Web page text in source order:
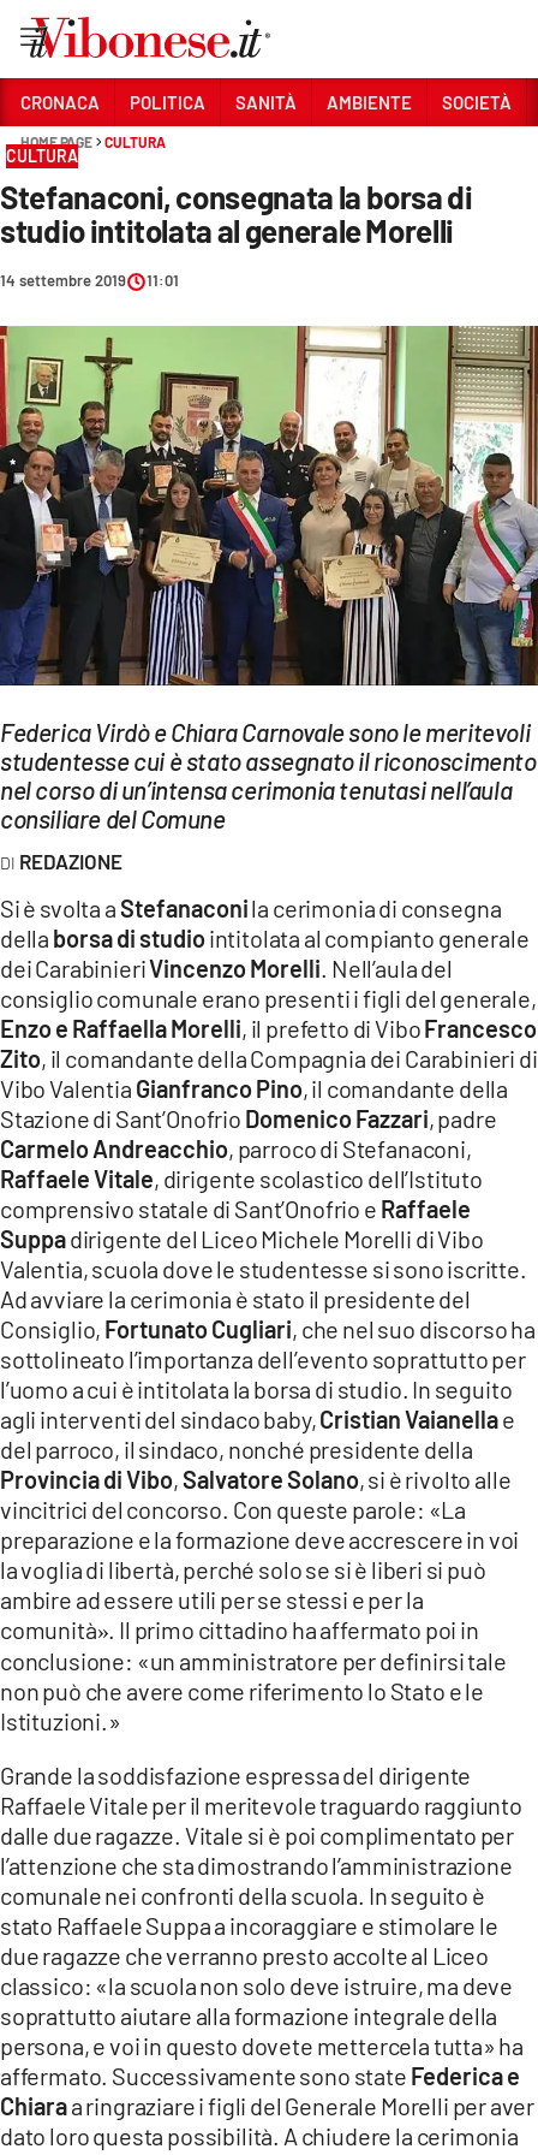
Sezioni
CRONACA
POLITICA
SANITÀ
AMBIENTE
SOCIETÀ
CULTURA
ECONOMIA E LAVORO
EVENTI
SPORT
Streaming
LAC NETWORK
LAC ONAIR
Network
LACPLAY.IT
LACTV.IT
LACONAIR.IT
LACITYMAG.IT
ILREGGINO.IT
COSENZACHANNEL.IT
ILVIBONESE.IT
CATANZAROCHANNEL.IT
LACAPITALENEWS.IT
App
ANDROID
CRONACA POLITICA SANITÀ AMBIENTE SOCIETÀ
HOME PAGE CULTURA
CULTURA
Stefanaconi, consegnata la borsa di
studio intitolata al generale Morelli
14 settembre 2019 11:01
Federica Virdò e Chiara Carnovale sono le meritevoli
studentesse cui è stato assegnato il riconoscimento
nel corso di un’intensa cerimonia tenutasi nell’aula
consiliare del Comune
REDAZIONE
Si è svolta aStefanaconila cerimonia di consegna
della borsa di studiointitolata al compianto generale
dei CarabinieriVincenzo Morelli . Nell’aula del
consiglio comunale erano presenti i figli del generale,
Enzo e Raffaella Morelli, il prefetto di ViboFrancesco
Zito, il comandante della Compagnia dei Carabinieri di
Vibo Valentia Gianfranco Pino, il comandante della
Stazione di Sant’Onofrio Domenico Fazzari, padre
Carmelo Andreacchio, parroco di Stefanaconi,
Raffaele Vitale, dirigente scolastico dell’Istituto
comprensivo statale di Sant’Onofrio e Raffaele
Suppadirigente del Liceo Michele Morelli di Vibo
Valentia, scuola dove le studentesse si sono iscritte.
Ad avviare la cerimonia è stato il presidente del
Consiglio, Fortunato Cugliari, che nel suo discorso ha
sottolineato l’importanza dell’evento soprattutto per
l’uomo a cui è intitolata la borsa di studio. In seguito
agli interventi del sindaco baby,Cristian Vaianellae
del parroco, il sindaco, nonché presidente della
Provincia di Vibo,Salvatore Solano, si è rivolto alle
vincitrici del concorso. Con queste parole: «La
preparazione e la formazione deve accrescere in voi
la voglia di libertà, perché solo se si è liberi si può
ambire ad essere utili per se stessi e per la
comunità» . Il primo cittadino ha affermato poi in
conclusione: «un amministratore per definirsi tale
non può che avere come riferimento lo Stato e le
Istituzioni.»
Grande la soddisfazione espressa del dirigente
Raffaele Vitale per il meritevole traguardo raggiunto
dalle due ragazze. Vitale si è poi complimentato per
l’attenzione che sta dimostrando l’amministrazione
comunale nei confronti della scuola. In seguito è
stato Raffaele Suppa a incoraggiare e stimolare le
due ragazze che verranno presto accolte al Liceo
classico: «la scuola non solo deve istruire, ma deve
soprattutto aiutare alla formazione integrale della
persona, e voi in questo dovete mettercela tutta» ha
affermato. Successivamente sono state Federica e
Chiaraa ringraziare i figli del Generale Morelli per aver
dato loro questa possibilità. A chiudere la cerimonia